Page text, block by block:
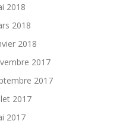
2018
2018
2018
2017
2017
2017
2017